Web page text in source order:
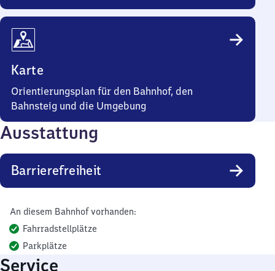
Karte
Orientierungsplan für den Bahnhof, den
Bahnsteig und die Umgebung
Ausstattung
Barrierefreiheit
An diesem Bahnhof vorhanden:
Fahrradstellplätze
Parkplätze
Service